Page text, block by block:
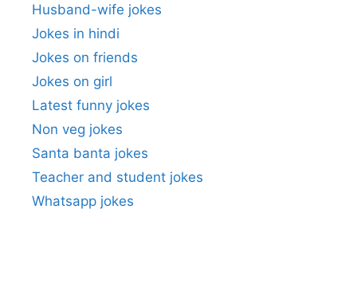
Husband-wife jokes
Jokes in hindi
Jokes on friends
Jokes on girl
Latest funny jokes
Non veg jokes
Santa banta jokes
Teacher and student jokes
Whatsapp jokes